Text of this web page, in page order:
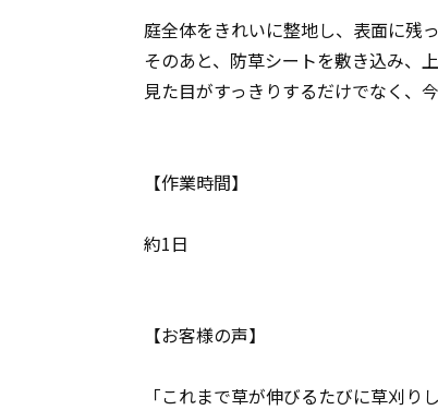
庭全体をきれいに整地し、表面に残
そのあと、防草シートを敷き込み、
見た目がすっきりするだけでなく、
【作業時間】
約1日
【お客様の声】
「これまで草が伸びるたびに草刈